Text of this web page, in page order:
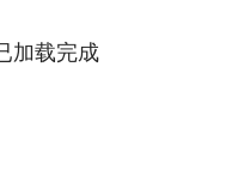
加载完成